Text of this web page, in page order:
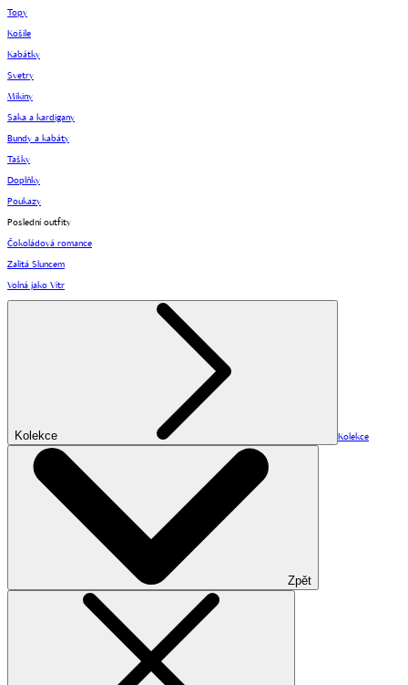
Topy
Košile
Kabátky
Svetry
Mikiny
Saka a kardigany
Bundy a kabáty
Tašky
Doplňky
Poukazy
Poslední outfity
Čokoládová romance
Zalitá Sluncem
Volná jako Vítr
Kolekce Kolekce
Zpět